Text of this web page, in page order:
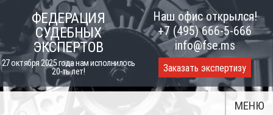
content
ФЕДЕРАЦИЯ
СУДЕБНЫХ
ЭКСПЕРТОВ
27 октября 2025 года нам исполнилось
20-ть лет!
Наш офис открылся!
+7 (495) 666-5-666
info@fse.ms
Заказать экспертизу
МЕНЮ